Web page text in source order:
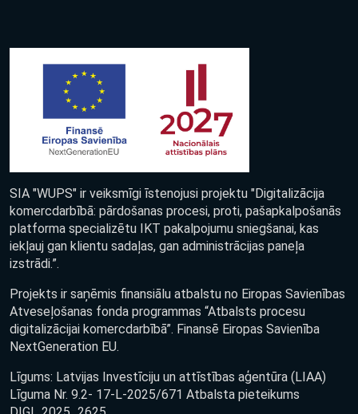
SIA "WUPS" ir veiksmīgi īstenojusi projektu "Digitalizācija
komercdarbībā: pārdošanas procesi, proti, pašapkalpošanās
platforma specializētu IKT pakalpojumu sniegšanai, kas
iekļauj gan klientu sadaļas, gan administrācijas paneļa
izstrādi.”.
Projekts ir saņēmis finansiālu atbalstu no Eiropas Savienības
Atveseļošanas fonda programmas “Atbalsts procesu
digitalizācijai komercdarbībā”. Finansē Eiropas Savienība
NextGeneration EU.
Līgums: Latvijas Investīciju un attīstības aģentūra (LIAA)
Līguma Nr. 9.2- 17-L-2025/671 Atbalsta pieteikums